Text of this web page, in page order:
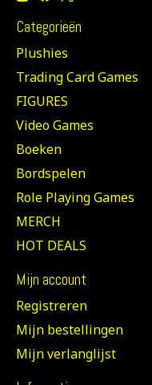
Categorieën
Plushies
Trading Card Games
FIGURES
Video Games
Boeken
Bordspelen
Role Playing Games
MERCH
HOT DEALS
Mijn account
Registreren
Mijn bestellingen
Mijn verlanglijst